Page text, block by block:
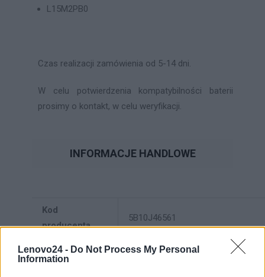
Lenovo24 - Do Not Process My Personal
Information
L15M2PB0
Czas realizacji zamówienia od 5-14 dni.
W celu potwierdzenia kompatybilności baterii
prosimy o kontakt, w celu weryfikacji.
INFORMACJE HANDLOWE
Kod
producenta
5B10J46561
Lenovo